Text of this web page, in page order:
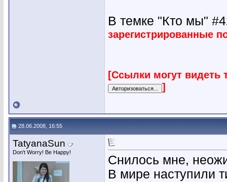
В темке "Кто мы"
зарегистрированные
[Ссылки могут видеть
]
28.06.2008, 16:55
TatyanaSun
Don't Worry! Be Happy!
Снилось мне,
В мире наступили